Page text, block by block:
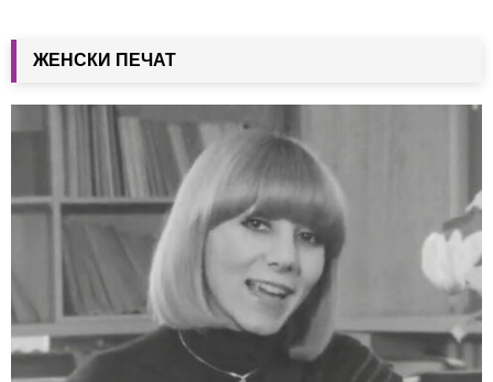
ЖЕНСКИ ПЕЧАТ